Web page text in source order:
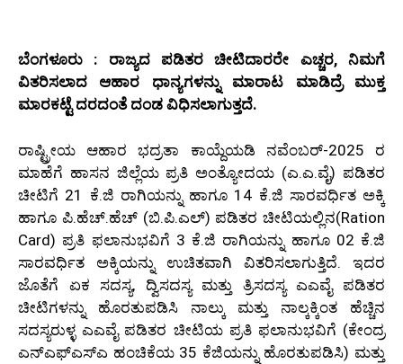
ಬೆಂಗಳೂರು : ರಾಜ್ಯದ ಪಡಿತರ ಚೀಟಿದಾರರೇ ಎಚ್ಚರ, ನಿಮಗೆ
ವಿತರಿಸಲಾದ ಆಹಾರ ಧಾನ್ಯಗಳನ್ನು ಮಾರಾಟ ಮಾಡಿದ್ರೆ ಮುಕ್ತ
ಮಾರಕಟ್ಟೆ ದರದಂತೆ ದಂಡ ವಿಧಿಸಲಾಗುತ್ತದೆ.
ರಾಷ್ಟ್ರೀಯ ಆಹಾರ ಭದ್ರತಾ ಕಾಯ್ದೆಯಡಿ ನವೆಂಬರ್-2025 ರ
ಮಾಹೆಗೆ ಹಾಸನ ಜಿಲ್ಲೆಯ ಪ್ರತಿ ಅಂತ್ಯೋದಯ (ಎ.ಎ.ವೈ) ಪಡಿತರ
ಚೀಟಿಗೆ 21 ಕೆ.ಜಿ ರಾಗಿಯನ್ನು ಹಾಗೂ 14 ಕೆ.ಜಿ ಸಾರವರ್ಧಿತ ಅಕ್ಕಿ
ಹಾಗೂ ಪಿ.ಹೆಚ್.ಹೆಚ್ (ಬಿ.ಪಿ.ಎಲ್) ಪಡಿತರ ಚೀಟಿಯಲ್ಲಿನ(Ration
Card) ಪ್ರತಿ ಫಲಾನುಭವಿಗೆ 3 ಕೆ.ಜಿ ರಾಗಿಯನ್ನು ಹಾಗೂ 02 ಕೆ.ಜಿ
ಸಾರವರ್ಧಿತ ಅಕ್ಕಿಯನ್ನು ಉಚಿತವಾಗಿ ವಿತರಿಸಲಾಗುತ್ತಿದೆ. ಇದರ
ಜೊತೆಗೆ ಏಕ ಸದಸ್ಯ, ದ್ವಿಸದಸ್ಯ ಮತ್ತು ತ್ರಿಸದಸ್ಯ ಎಎವೈ ಪಡಿತರ
ಚೀಟಿಗಳನ್ನು ಹೊರತುಪಡಿಸಿ ನಾಲ್ಕು ಮತ್ತು ನಾಲ್ಕಕ್ಕಿಂತ ಹೆಚ್ಚಿನ
ಸದಸ್ಯರುಳ್ಳ ಎಎವೈ ಪಡಿತರ ಚೀಟಿಯ ಪ್ರತಿ ಫಲಾನುಭವಿಗೆ (ಕೇಂದ್ರ
ಎನ್‌ಎಫ್‌ಎಸ್‌ಎ ಹಂಚಿಕೆಯ 35 ಕೆಜಿಯನ್ನು ಹೊರತುಪಡಿಸಿ) ಮತ್ತು